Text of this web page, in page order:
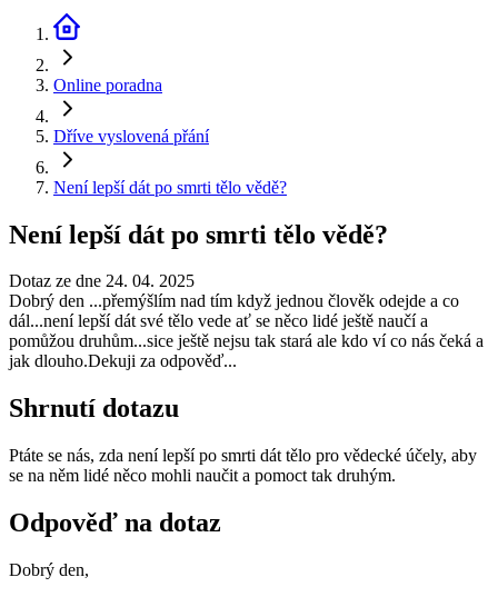
Online poradna
Dříve vyslovená přání
Není lepší dát po smrti tělo vědě?
Není lepší dát po smrti tělo vědě?
Dotaz ze dne 24. 04. 2025
Dobrý den ...přemýšlím nad tím když jednou člověk odejde a co
dál...není lepší dát své tělo vede ať se něco lidé ještě naučí a
pomůžou druhům...sice ještě nejsu tak stará ale kdo ví co nás čeká a
jak dlouho.Dekuji za odpověď...
Shrnutí dotazu
Ptáte se nás, zda není lepší po smrti dát tělo pro vědecké účely, aby
se na něm lidé něco mohli naučit a pomoct tak druhým.
Odpověď na dotaz
Dobrý den,